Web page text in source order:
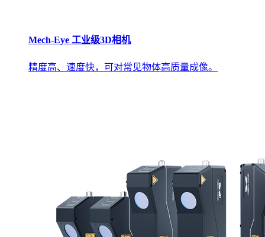
Mech-Eye 工业级3D相机
精度高、速度快，可对常见物体高质量成像。